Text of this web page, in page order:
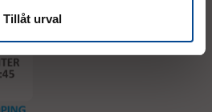
Tillåt urval